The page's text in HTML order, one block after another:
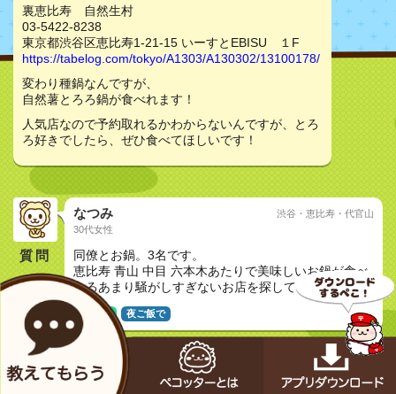
裏恵比寿 自然生村
03-5422-8238
東京都渋谷区恵比寿1-21-15 いーすとEBISU １F
https://tabelog.com/tokyo/A1303/A130302/13100178/
変わり種鍋なんですが、
自然薯とろろ鍋が食べれます！
人気店なので予約取れるかわからないんですが、とろ
ろ好きでしたら、ぜひ食べてほしいです！
質問
なつみ
30代女性
渋谷・恵比寿・代官山
同僚とお鍋。3名です。
恵比寿 青山 中目 六本木あたりで美味しいお鍋が食べ
れるあまり騒がしすぎないお店を探しています。
友達と 夜ご飯で
くりりん
30代女性